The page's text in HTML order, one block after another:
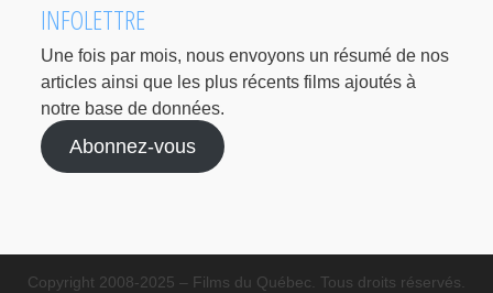
INFOLETTRE
Une fois par mois, nous envoyons un résumé de nos
articles ainsi que les plus récents films ajoutés à
notre base de données.
Abonnez-vous
Copyright 2008-2025 – Films du Québec. Tous droits réservés.